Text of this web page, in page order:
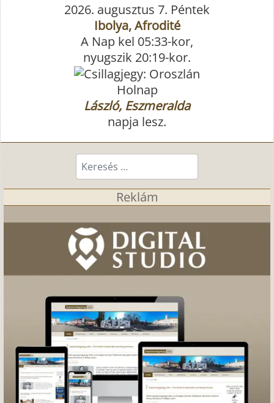
2026. augusztus 7. Péntek
Ibolya, Afrodité
A Nap kel 05:33-kor,
nyugszik 20:19-kor.
Holnap
László, Eszmeralda
napja lesz.
Keresés...
Reklám